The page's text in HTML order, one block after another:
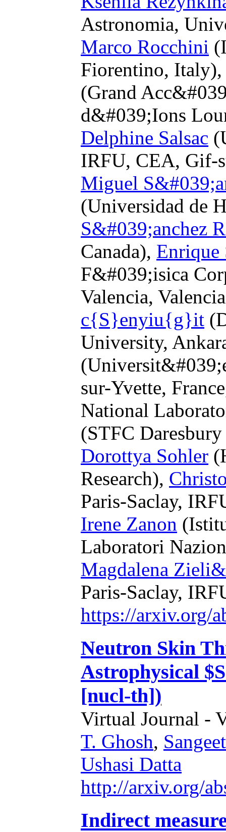
Astronomia,
Marco Rocchini
Fiorentino,
(Grand
d&#039;Ions
Delphine Salsac
IRFU, CEA, Gif-
Miguel
(Universidad de
S&#039;anchez
Canada), Enrique
F&#039;isica
Valencia,
c{S}enyiu{g}it
University,
sur-Yvette,
National
(STFC
Dorottya Sohler
Research),
Paris-Saclay,
Irene Zanon
Laboratori
Magdalena
Paris-Saclay,
https://arxiv.org/
Neutron Skin
Astrophysical
[nucl-th])
Virtual Journal -
T. Ghosh,
Ushasi Datta
http://arxiv.org/
Indirect